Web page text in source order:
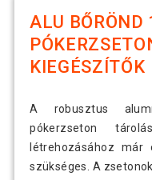
ALU BŐRÖND
KIEGÉSZÍTŐK
A robusztus
pókerzseton
létrehozásához már
szükséges. A